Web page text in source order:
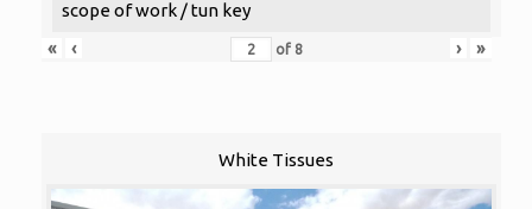
scope of work / tun key
«
‹ of 8 › »
White Tissues